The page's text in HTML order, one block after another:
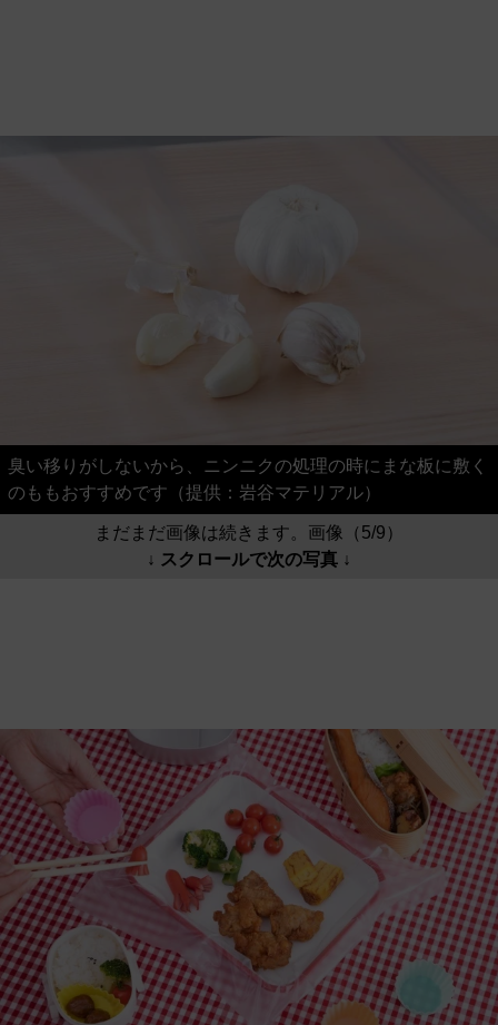
臭い移りがしないから、ニンニクの処理の時にまな板に敷く
のももおすすめです（提供：岩谷マテリアル）
まだまだ画像は続きます。画像（5/9）
↓ スクロールで次の写真 ↓